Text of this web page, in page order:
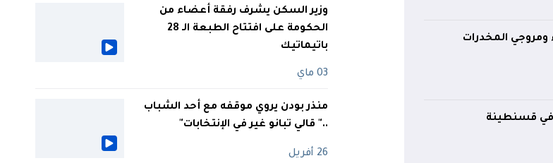
ومروجي المخدرات
وزير السكن يشرف رفقة أعضاء من
الحكومة على افتتاح الطبعة الـ 28
باتيماتيك
03 ماي
منذر بودن يروي موقفه مع أحد الشباب
.." قالي تبانو غير في الإنتخابات"
26 أفريل